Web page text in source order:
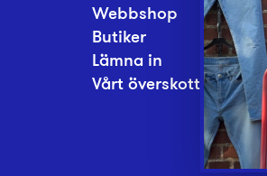
Webbshop
Butiker
Lämna in
Vårt överskott